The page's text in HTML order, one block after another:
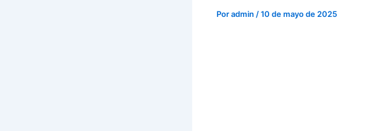
Poradmin /10 de mayo de 2025